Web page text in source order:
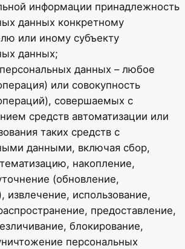
информации принадлежность
данных конкретному
или иному субъекту
данных;
данных – любое
или совокупность
совершаемых с
средств автоматизации или
таких средств с
данными, включая сбор,
накопление,
(обновление,
извлечение, использование,
предоставление,
блокирование,
персональных